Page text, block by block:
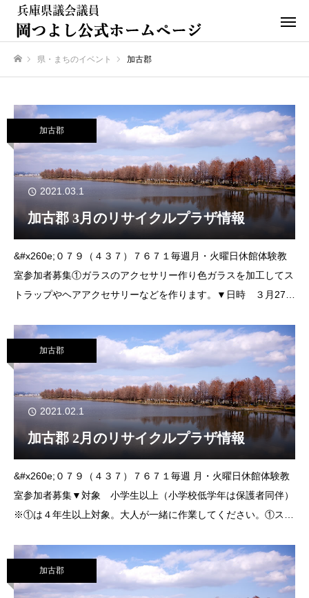
県・まちのイベント 加古郡
加古郡
2021.03.1
加古郡 3月のリサイクルプラザ情報
&#x260e;０７９（４３７）７６７１毎週月・火曜日休館体験教
室参加者募集①ガラスのアクセサリー作り色ガラスを加工してス
トラップやヘアアクセサリーなどを作ります。▼日時 ３月27日
小学生以上（新１年生を
加古郡
2021.02.1
加古郡 2月のリサイクルプラザ情報
&#x260e;０７９（４３７）７６７１毎週 月・火曜日休館体験教
室参加者募集▼対象 小学生以上（小学校低学年は保護者同伴）
※①は４年生以上対象。大人が一緒に作業してください。①ステ
プレートを作ります。▼日
加古郡